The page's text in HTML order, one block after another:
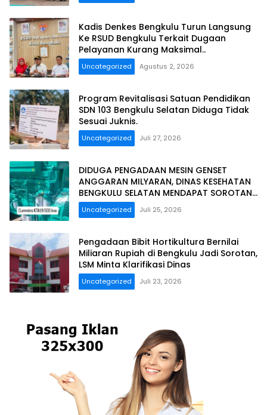
Kadis Denkes Bengkulu Turun Langsung
Ke RSUD Bengkulu Terkait Dugaan
Pelayanan Kurang Maksimal..
Uncategorized Agustus 2, 2026
Program Revitalisasi Satuan Pendidikan
SDN 103 Bengkulu Selatan Diduga Tidak
Sesuai Juknis.
Uncategorized Juli 27, 2026
DIDUGA PENGADAAN MESIN GENSET
ANGGARAN MILYARAN, DINAS KESEHATAN
BENGKULU SELATAN MENDAPAT SOROTAN
MASYARAKAT RELASI PUBLIK.
Uncategorized Juli 25, 2026
Pengadaan Bibit Hortikultura Bernilai
Miliaran Rupiah di Bengkulu Jadi Sorotan,
LSM Minta Klarifikasi Dinas
Uncategorized Juli 23, 2026